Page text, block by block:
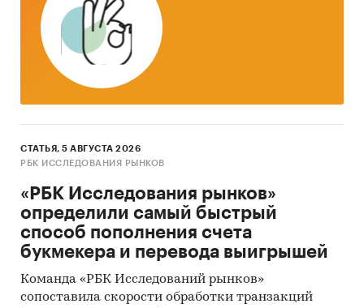
СТАТЬЯ, 5 АВГУСТА 2026
РБК ИССЛЕДОВАНИЯ РЫНКОВ
«РБК Исследования рынков»
определили самый быстрый
способ пополнения счета
букмекера и перевода выигрышей
Команда «РБК Исследований рынков»
сопоставила скорости обработки транзакций